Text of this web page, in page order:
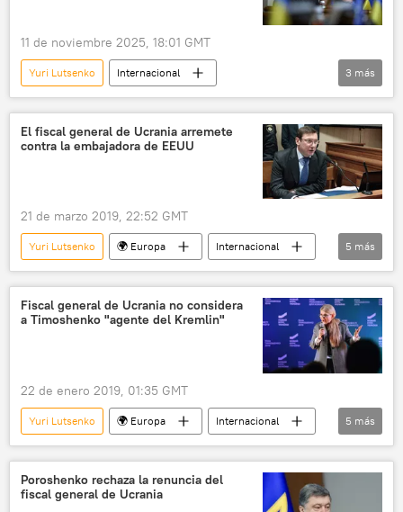
11 de noviembre 2025, 18:01 GMT
Yuri Lutsenko
Internacional
Volodímir Zelenski
política Ucrania
3 más
El fiscal general de Ucrania arremete
contra la embajadora de EEUU
21 de marzo 2019, 22:52 GMT
Yuri Lutsenko 🌍 Europa
Internacional
política
EEUU
Ucrania
Marie Yovanovitch
noticias
5 más
Fiscal general de Ucrania no considera
a Timoshenko "agente del Kremlin"
22 de enero 2019, 01:35 GMT
Yuri Lutsenko 🌍 Europa
Internacional
política
Ucrania
Yulia Timoshenko
Rusia
noticias
5 más
Poroshenko rechaza la renuncia del
fiscal general de Ucrania